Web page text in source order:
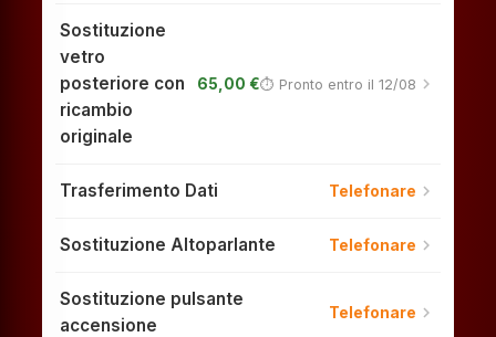
Sostituzione
vetro
posteriore con
ricambio
originale
65,00 €⏱ Pronto entro il 12/08 chevron_right
Trasferimento Dati Telefonare chevron_right
Sostituzione Altoparlante Telefonare chevron_right
Sostituzione pulsante
accensione
Telefonare chevron_right